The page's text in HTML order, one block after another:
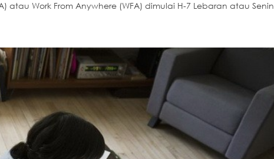
atau Work From Anywhere (WFA) dimulai H-7 Lebaran atau Senin